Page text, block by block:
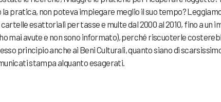
la pratica, non poteva impiegare meglio il suo tempo?
esattoriali per tasse e multe dal 2000 al 2010, fino a un
mai avute e non sono informato), perché riscuoterle
principio anche ai Beni Culturali, quanto siano di
stampa alquanto esagerati.